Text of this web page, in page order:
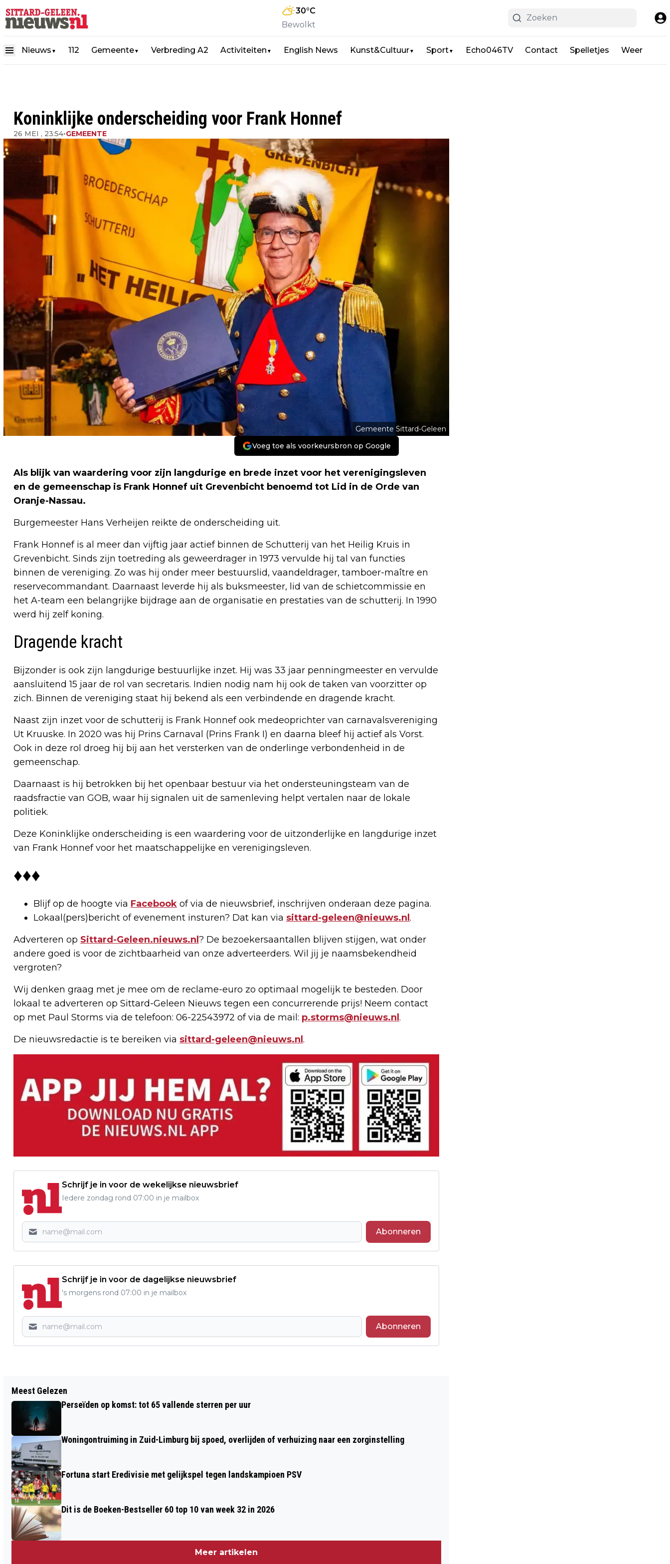
30°C
Bewolkt
Nieuws ▼ 112 Gemeente▼ Verbreding A2 Activiteiten ▼ English News Kunst&Cultuur▼ Sport▼ Echo046TV Contact Spelletjes Weer
Koninklijke onderscheiding voor Frank Honnef
26 MEI , 23:54•GEMEENTE
Gemeente Sittard-Geleen
Voeg toe als voorkeursbron op Google
Als blijk van waardering voor zijn langdurige en brede inzet voor het verenigingsleven
en de gemeenschap is Frank Honnef uit Grevenbicht benoemd tot Lid in de Orde van
Oranje-Nassau.
Burgemeester Hans Verheijen reikte de onderscheiding uit.
Frank Honnef is al meer dan vijftig jaar actief binnen de Schutterij van het Heilig Kruis in
Grevenbicht. Sinds zijn toetreding als geweerdrager in 1973 vervulde hij tal van functies
binnen de vereniging. Zo was hij onder meer bestuurslid, vaandeldrager, tamboer-maître en
reservecommandant. Daarnaast leverde hij als buksmeester, lid van de schietcommissie en
het A-team een belangrijke bijdrage aan de organisatie en prestaties van de schutterij. In 1990
werd hij zelf koning.
Dragende kracht
Bijzonder is ook zijn langdurige bestuurlijke inzet. Hij was 33 jaar penningmeester en vervulde
aansluitend 15 jaar de rol van secretaris. Indien nodig nam hij ook de taken van voorzitter op
zich. Binnen de vereniging staat hij bekend als een verbindende en dragende kracht.
Naast zijn inzet voor de schutterij is Frank Honnef ook medeoprichter van carnavalsvereniging
Ut Kruuske. In 2020 was hij Prins Carnaval (Prins Frank I) en daarna bleef hij actief als Vorst.
Ook in deze rol droeg hij bij aan het versterken van de onderlinge verbondenheid in de
gemeenschap.
Daarnaast is hij betrokken bij het openbaar bestuur via het ondersteuningsteam van de
raadsfractie van GOB, waar hij signalen uit de samenleving helpt vertalen naar de lokale
politiek.
Deze Koninklijke onderscheiding is een waardering voor de uitzonderlijke en langdurige inzet
van Frank Honnef voor het maatschappelijke en verenigingsleven.
♦♦♦
Blijf op de hoogte via Facebook of via de nieuwsbrief, inschrijven onderaan deze pagina.
Lokaal(pers)bericht of evenement insturen? Dat kan via sittard-geleen@nieuws.nl .
Adverteren op Sittard-Geleen.nieuws.nl ? De bezoekersaantallen blijven stijgen, wat onder
andere goed is voor de zichtbaarheid van onze adverteerders. Wil jij je naamsbekendheid
vergroten?
Wij denken graag met je mee om de reclame-euro zo optimaal mogelijk te besteden. Door
lokaal te adverteren op Sittard-Geleen Nieuws tegen een concurrerende prijs! Neem contact
op met Paul Storms via de telefoon: 06-22543972 of via de mail: p.storms@nieuws.nl .
De nieuwsredactie is te bereiken via sittard-geleen@nieuws.nl .
Schrijf je in voor de wekelijkse nieuwsbrief
Iedere zondag rond 07:00 in je mailbox
Abonneren
Schrijf je in voor de dagelijkse nieuwsbrief
's morgens rond 07:00 in je mailbox
Abonneren
WE KRIJGEN WAARSCHIJNLIJK EEN
WARME EN DROGE ZOMER
HET ZUIDEN, EEN ODE AAN DE
Meest Gelezen
Perseïden op komst: tot 65 vallende sterren per uur
Woningontruiming in Zuid-Limburg bij spoed, overlijden of verhuizing naar een zorginstelling
Fortuna start Eredivisie met gelijkspel tegen landskampioen PSV
Dit is de Boeken-Bestseller 60 top 10 van week 32 in 2026
Meer artikelen